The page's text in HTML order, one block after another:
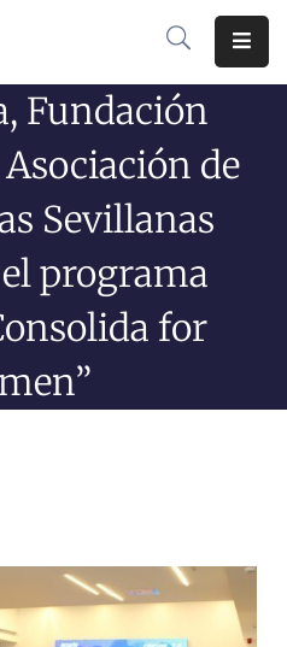
Fundación
de
Sevillanas
programa
for